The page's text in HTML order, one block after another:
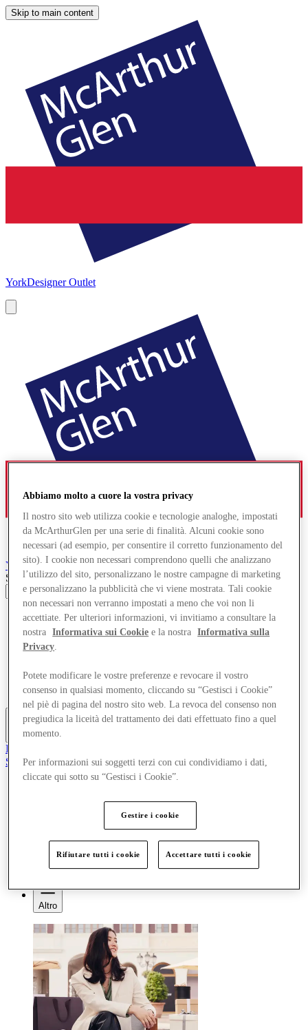
Skip to main content
YorkDesigner Outlet
YorkDesigner Outlet
Search input
Negozi
Offerte
Pianifica la tua visita
Cosa c'è in programma
Gift Card
Servizi
Altro
Il Club
Salvata
it
Cosa c'è in programma
Mangia e Bevi
Gift Card
Servizi
Altro
Abbiamo molto a cuore la vostra privacy
Il nostro sito web utilizza cookie e tecnologie analoghe, impostati
da McArthurGlen per una serie di finalità. Alcuni cookie sono
necessari (ad esempio, per consentire il corretto funzionamento del
sito). I cookie non necessari comprendono quelli che analizzano
l’utilizzo del sito, personalizzano le nostre campagne di marketing
e personalizzano la pubblicità che vi viene mostrata. Tali cookie
non necessari non verranno impostati a meno che voi non li
accettiate. Per ulteriori informazioni, vi invitiamo a consultare la
nostra
Informativa sui Cookie e la nostra
Informativa sulla
Privacy
Potete modificare le vostre preferenze e revocare il vostro
consenso in qualsiasi momento, cliccando su “Gestisci i Cookie”
nel piè di pagina del nostro sito web. La revoca del consenso non
pregiudica la liceità del trattamento dei dati effettuato fino a quel
momento.
Per informazioni sui soggetti terzi con cui condividiamo i dati,
cliccate qui sotto su “Gestisci i Cookie”.
Gestire i cookie
Rifiutare tutti i cookie Accettare tutti i cookie